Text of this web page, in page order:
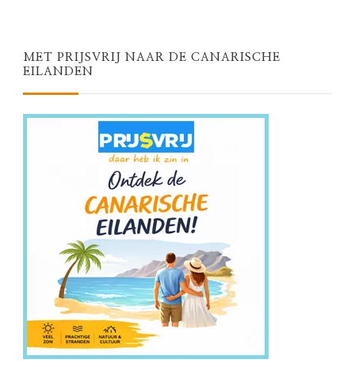
MET PRIJSVRIJ NAAR DE CANARISCHE
EILANDEN